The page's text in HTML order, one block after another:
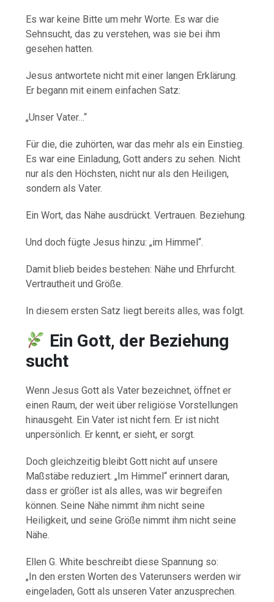
Es war keine Bitte um mehr Worte. Es war die
Sehnsucht, das zu verstehen, was sie bei ihm
gesehen hatten.
Jesus antwortete nicht mit einer langen Erklärung.
Er begann mit einem einfachen Satz:
„Unser Vater…“
Für die, die zuhörten, war das mehr als ein Einstieg.
Es war eine Einladung, Gott anders zu sehen. Nicht
nur als den Höchsten, nicht nur als den Heiligen,
sondern als Vater.
Ein Wort, das Nähe ausdrückt. Vertrauen. Beziehung.
Und doch fügte Jesus hinzu: „im Himmel“.
Damit blieb beides bestehen: Nähe und Ehrfurcht.
Vertrautheit und Größe.
In diesem ersten Satz liegt bereits alles, was folgt.
Ein Gott, der Beziehung
sucht
Wenn Jesus Gott als Vater bezeichnet, öffnet er
einen Raum, der weit über religiöse Vorstellungen
hinausgeht. Ein Vater ist nicht fern. Er ist nicht
unpersönlich. Er kennt, er sieht, er sorgt.
Doch gleichzeitig bleibt Gott nicht auf unsere
Maßstäbe reduziert. „Im Himmel“ erinnert daran,
dass er größer ist als alles, was wir begreifen
können. Seine Nähe nimmt ihm nicht seine
Heiligkeit, und seine Größe nimmt ihm nicht seine
Nähe.
Ellen G. White beschreibt diese Spannung so:
„In den ersten Worten des Vaterunsers werden wir
eingeladen, Gott als unseren Vater anzusprechen.